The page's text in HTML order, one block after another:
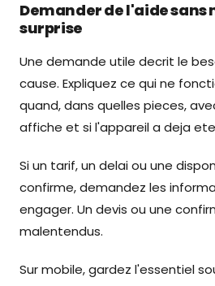
Demander de l'aide sans
surprise
Une demande utile decrit le
cause. Expliquez ce qui ne
quand, dans quelles pieces,
affiche et si l'appareil a deja
Si un tarif, un delai ou une
confirme, demandez les
engager. Un devis ou une
malentendus.
Sur mobile, gardez l'essentiel